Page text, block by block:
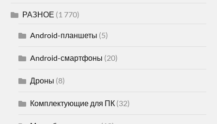
РАЗНОЕ (1 770)
Android-планшеты (5)
Android-смартфоны (20)
Дроны (8)
Комплектующие для ПК (32)